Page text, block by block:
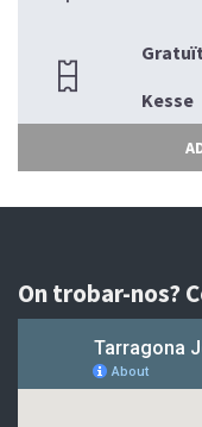
Kesse
On trobar-nos?